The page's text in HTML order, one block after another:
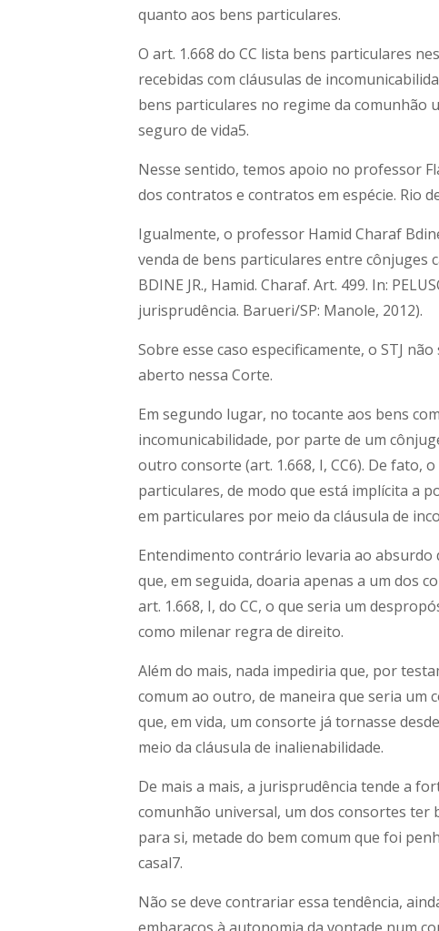
quanto aos bens particulares.
O art. 1.668 do CC lista bens particulares
recebidas com cláusulas de
bens particulares no regime da comunhão
seguro de vida5.
Nesse sentido, temos apoio no professor
dos contratos e contratos em espécie. Rio
Igualmente, o professor Hamid Charaf
venda de bens particulares entre cônjuges
BDINE JR., Hamid. Charaf. Art. 499. In:
jurisprudência. Barueri/SP: Manole, 2012).
Sobre esse caso especificamente, o STJ
aberto nessa Corte.
Em segundo lugar, no tocante aos bens
incomunicabilidade, por parte de um
outro consorte (art. 1.668, I, CC6). De fato,
particulares, de modo que está implícita a
em particulares por meio da cláusula de
Entendimento contrário levaria ao
que, em seguida, doaria apenas a um dos
art. 1.668, I, do CC, o que seria um
como milenar regra de direito.
Além do mais, nada impediria que, por
comum ao outro, de maneira que seria um
que, em vida, um consorte já tornasse
meio da cláusula de inalienabilidade.
De mais a mais, a jurisprudência tende a
comunhão universal, um dos consortes ter
para si, metade do bem comum que foi
casal7.
Não se deve contrariar essa tendência,